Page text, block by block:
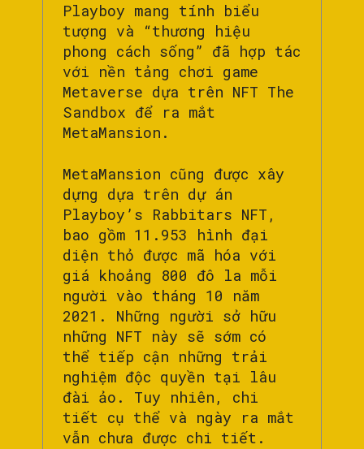
Playboy mang tính biểu
tượng và “thương hiệu
phong cách sống” đã hợp tác
với nền tảng chơi game
Metaverse dựa trên NFT The
Sandbox để ra mắt
MetaMansion.
MetaMansion cũng được xây
dựng dựa trên dự án
Playboy’s Rabbitars NFT,
bao gồm 11.953 hình đại
diện thỏ được mã hóa với
giá khoảng 800 đô la mỗi
người vào tháng 10 năm
2021. Những người sở hữu
những NFT này sẽ sớm có
thể tiếp cận những trải
nghiệm độc quyền tại lâu
đài ảo. Tuy nhiên, chi
tiết cụ thể và ngày ra mắt
vẫn chưa được chi tiết.